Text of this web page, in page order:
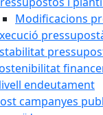
Modificacions
endeutament
campanyes